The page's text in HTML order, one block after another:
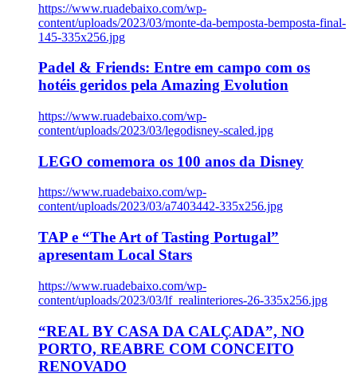
https://www.ruadebaixo.com/wp-
content/uploads/2023/03/monte-da-bemposta-bemposta-final-
145-335x256.jpg
Padel & Friends: Entre em campo com os
hotéis geridos pela Amazing Evolution
https://www.ruadebaixo.com/wp-
content/uploads/2023/03/legodisney-scaled.jpg
LEGO comemora os 100 anos da Disney
https://www.ruadebaixo.com/wp-
content/uploads/2023/03/a7403442-335x256.jpg
TAP e “The Art of Tasting Portugal”
apresentam Local Stars
https://www.ruadebaixo.com/wp-
content/uploads/2023/03/lf_realinteriores-26-335x256.jpg
“REAL BY CASA DA CALÇADA”, NO
PORTO, REABRE COM CONCEITO
RENOVADO